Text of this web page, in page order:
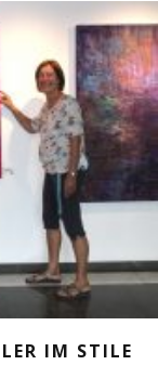
IM STILE G